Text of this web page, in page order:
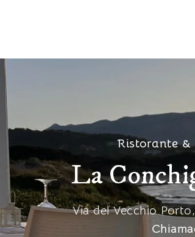
Ristorante
La
Via del Vecchio